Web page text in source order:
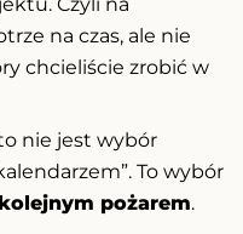
na czas, ale nie
chcieliście zrobić w
nie jest wybór
To wybór
kolejnym pożarem.